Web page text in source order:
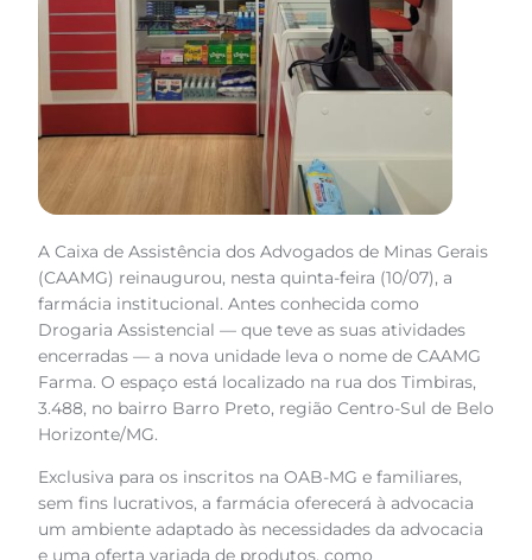
A Caixa de Assistência dos Advogados de Minas Gerais
(CAAMG) reinaugurou, nesta quinta-feira (10/07), a
farmácia institucional. Antes conhecida como
Drogaria Assistencial — que teve as suas atividades
encerradas — a nova unidade leva o nome de CAAMG
Farma. O espaço está localizado na rua dos Timbiras,
3.488, no bairro Barro Preto, região Centro-Sul de Belo
Horizonte/MG.
Exclusiva para os inscritos na OAB-MG e familiares,
sem fins lucrativos, a farmácia oferecerá à advocacia
um ambiente adaptado às necessidades da advocacia